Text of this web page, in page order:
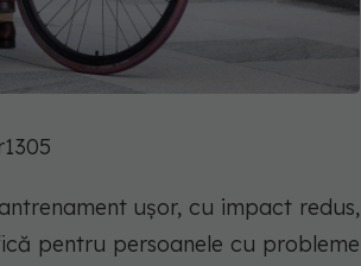
ușor, cu impact redus,
pentru persoanele cu probleme